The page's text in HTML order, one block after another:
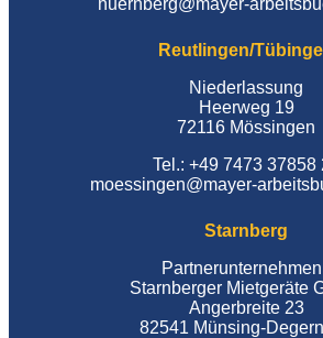
Reutlingen/
Niederlassung
Heerweg 19
72116 Mössingen
Tel.: +49 7473 37858
moessingen@mayer-
Starnberg
Starnberger Mietgeräte
Angerbreite 23
82541 Münsing-